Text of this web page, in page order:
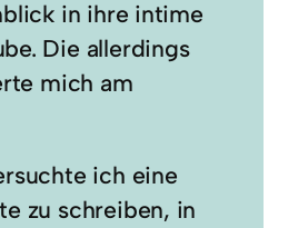
in ihre intime
Die allerdings
mich am
ich eine
zu schreiben, in